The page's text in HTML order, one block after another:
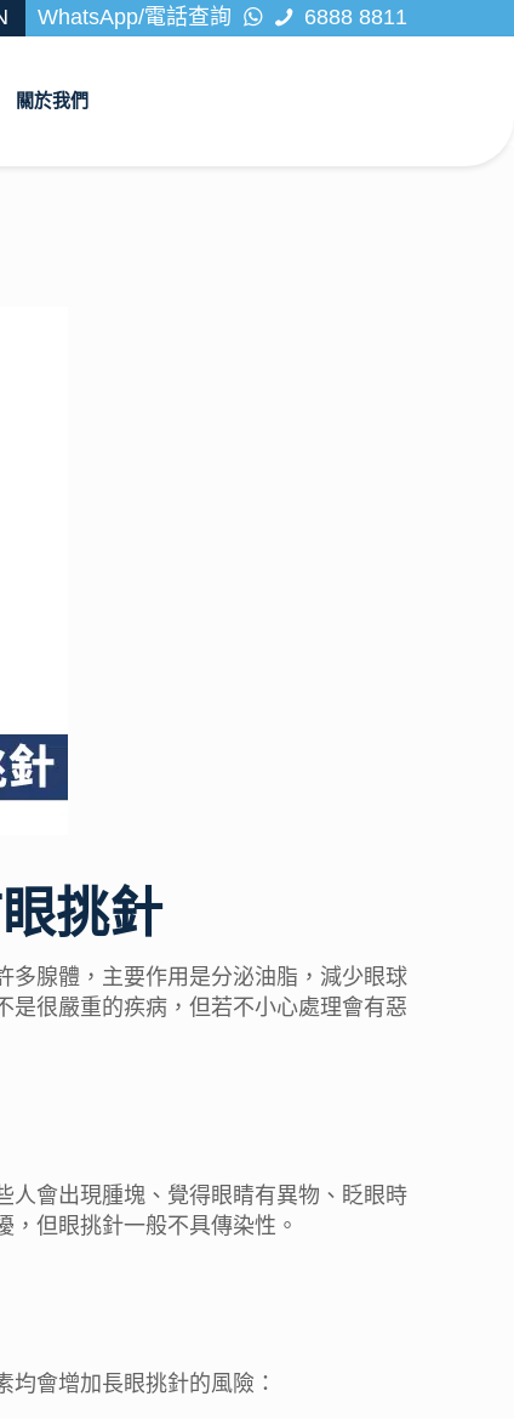
WhatsApp/電話查詢 6888 8811
關於我們
挑針
多腺體，主要作用是分泌油脂，減少眼球
是很嚴重的疾病，但若不小心處理會有惡
人會出現腫塊、覺得眼睛有異物、眨眼時
但眼挑針一般不具傳染性。
會增加長眼挑針的風險：